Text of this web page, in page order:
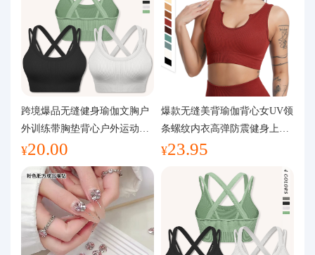
最新公告
物流资讯
代购问答
关于我们
跨境爆品无缝健身瑜伽文胸户
外训练带胸垫背心户外运动瑜
伽服女
¥20.00
爆款无缝美背瑜伽背心女UV领
条螺纹内衣高弹防震健身上装
运动文胸
¥23.95